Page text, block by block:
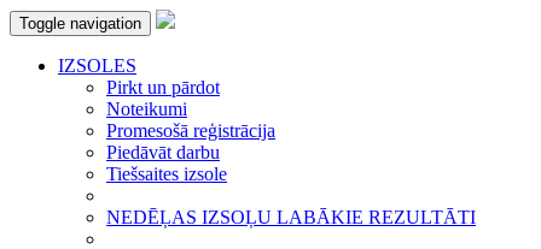
Toggle navigation
IZSOLES
Pirkt un pārdot
Noteikumi
Promesošā reģistrācija
Piedāvāt darbu
Tiešsaites izsole
NEDĒĻAS IZSOĻU LABĀKIE REZULTĀTI